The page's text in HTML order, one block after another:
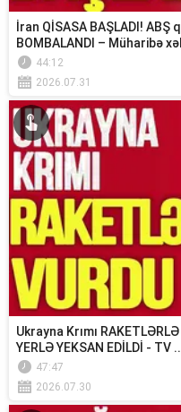
İran QİSASA BAŞLADI! ABŞ
BOMBALANDI – Müharibə
44:12
2026.07.31
Ukrayna Krımı
YERLƏ YEKSAN EDİLDİ - TV
47:47
2026.07.30